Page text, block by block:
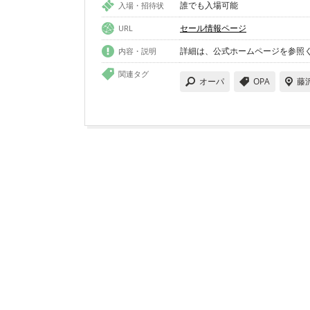
入場・招待状 誰でも入場可能
URL セール情報ページ
内容・説明 詳細は、公式ホームページを参照
関連タグ
オーパ OPA 藤